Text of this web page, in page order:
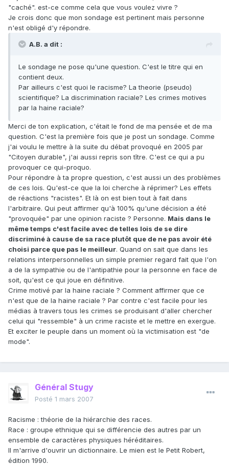
"caché". est-ce comme cela que vous voulez vivre ?
Je crois donc que mon sondage est pertinent mais personne
n'est obligé d'y répondre.
A.B. a dit :
Le sondage ne pose qu'une question. C'est le titre qui en
contient deux.
Par ailleurs c'est quoi le racisme? La theorie (pseudo)
scientifique? La discrimination raciale? Les crimes motives
par la haine raciale?
Merci de ton explication, c'était le fond de ma pensée et de ma
question. C'est la première fois que je post un sondage. Comme
j'ai voulu le mettre à la suite du débat provoqué en 2005 par
"Citoyen durable", j'ai aussi repris son tître. C'est ce qui a pu
provoquer ce qui-proquo.
Pour répondre à ta propre question, c'est aussi un des problèmes
de ces lois. Qu'est-ce que la loi cherche à réprimer? Les effets
de réactions "racistes". Et là on est bien tout à fait dans
l'arbitraire. Qui peut affirmer qu'à 100% qu'une décision a été
"provoquée" par une opinion raciste ? Personne. Mais dans le
même temps c'est facile avec de telles lois de se dire
discriminé à cause de sa race plutôt que de ne pas avoir été
choisi parce que pas le meilleur. Quand on sait que dans les
relations interpersonnelles un simple premier regard fait que l'on
a de la sympathie ou de l'antipathie pour la personne en face de
soit, qu'est ce qui joue en définitive.
Crime motivé par la haine raciale ? Comment affirmer que ce
n'est que de la haine raciale ? Par contre c'est facile pour les
médias à travers tous les crimes se produisant d'aller chercher
celui qui "ressemble" à un crime raciste et le mettre en exergue.
Et exciter le peuple dans un moment où la victimisation est "de
mode".
Général Stugy
Posté 1 mars 2007
Racisme : théorie de la hiérarchie des races.
Race : groupe ethnique qui se différencie des autres par un
ensemble de caractères physiques héréditaires.
Il m'arrive d'ouvrir un dictionnaire. Le mien est le Petit Robert,
édition 1990.